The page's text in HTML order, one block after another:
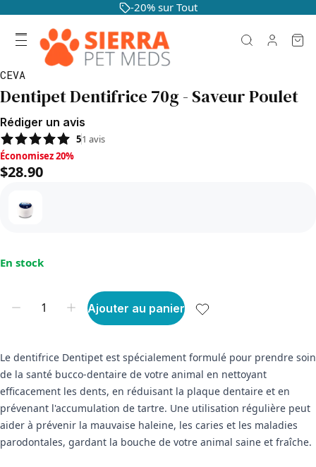
-20% sur Tout
CEVA
Dentipet Dentifrice 70g - Saveur Poulet
Rédiger un avis
51 avis
Économisez 20%, $28.90
Économisez 20%
$28.90
En stock
Ajouter au panier
Le dentifrice Dentipet est spécialement formulé pour prendre soin
de la santé bucco-dentaire de votre animal en nettoyant
efficacement les dents, en réduisant la plaque dentaire et en
prévenant l'accumulation de tartre. Une utilisation régulière peut
aider à prévenir la mauvaise haleine, les caries et les maladies
parodontales, gardant la bouche de votre animal saine et fraîche.